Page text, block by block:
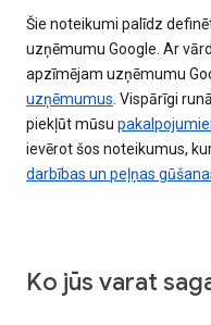
Šie noteikumi palīdz
uzņēmumu Google. Ar
apzīmējam uzņēmumu
uzņēmumus . Vispārīgi
piekļūt mūsu
ievērot šos noteikumus,
darbības un peļņas
Ko jūs varat